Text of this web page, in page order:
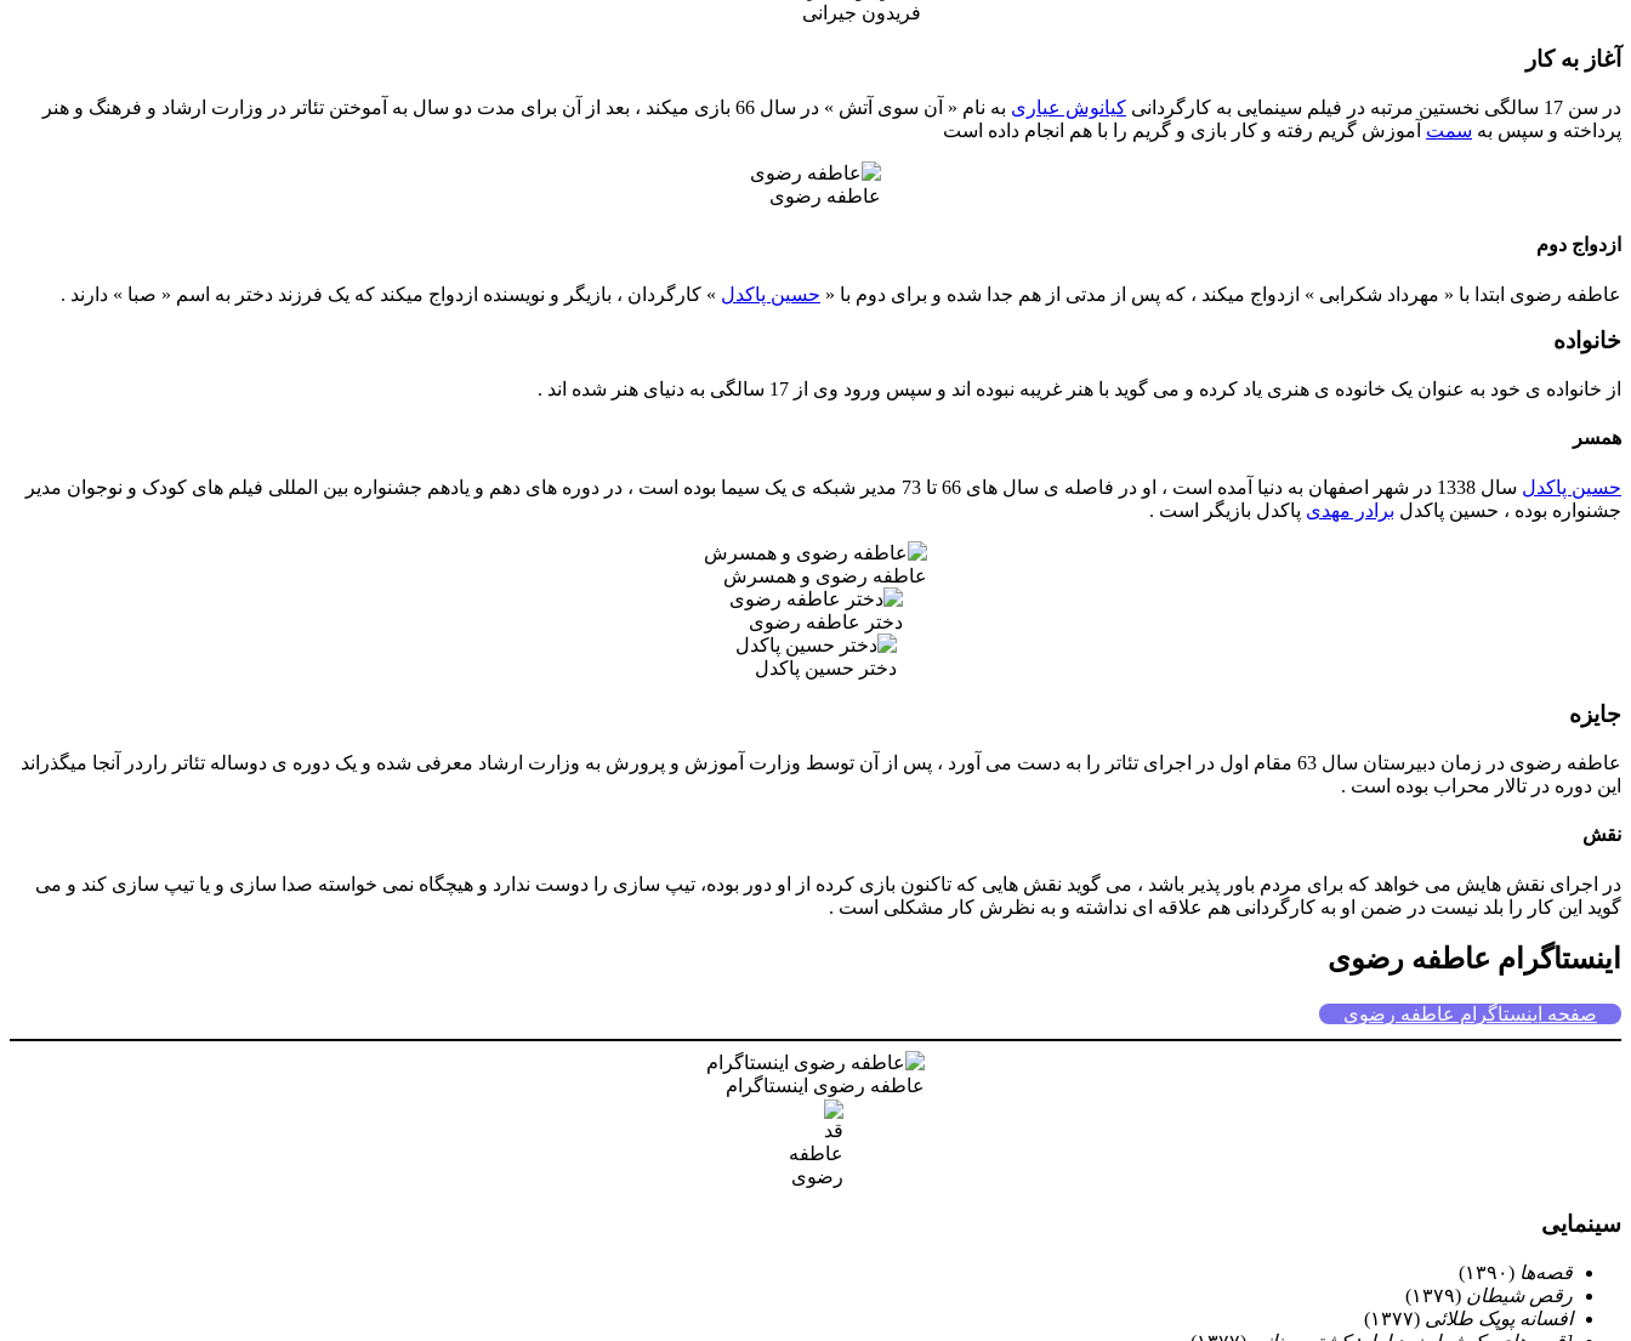
فریدون جیرانی
آغاز به کار
در سن 17 سالگی نخستین مرتبه در فیلم سینمایی به کارگردانی کیانوش عیاری
به نام « آن سوی آتش » در سال 66 بازی میکند ، بعد از آن برای مدت دو سال به آموختن تئاتر در وزارت ارشاد و فرهنگ و هنر
پرداخته و سپس به سمت آموزش گریم رفته و کار بازی و گریم را با هم انجام داده است
عاطفه رضوی
ازدواج دوم
عاطفه رضوی ابتدا با « مهرداد شکرابی » ازدواج میکند ، که پس از مدتی از هم جدا شده و برای دوم با « حسین پاکدل » کارگردان ، بازیگر و نویسنده ازدواج میکند که یک فرزند دختر به اسم « صبا » دارند .
خانواده
از خانواده ی خود به عنوان یک خانوده ی هنری یاد کرده و می گوید با هنر غریبه نبوده اند و سپس ورود وی از 17 سالگی به دنیای هنر شده اند .
همسر
حسین پاکدل
سال 1338 در شهر اصفهان به دنیا آمده است ، او در فاصله ی سال های 66 تا 73 مدیر شبکه ی یک سیما بوده است ، در دوره های دهم و یادهم جشنواره بین المللی فیلم های کودک و نوجوان مدیر
جشنواره بوده ، حسین پاکدل برادر مهدی پاکدل بازیگر است .
عاطفه رضوی و همسرش
دختر عاطفه رضوی
دختر حسین پاکدل
جایزه
عاطفه رضوی در زمان دبیرستان سال 63 مقام اول در اجرای تئاتر را به دست می آورد ، پس از آن توسط وزارت آموزش و پرورش به وزارت ارشاد معرفی شده و یک دوره ی دوساله تئاتر راردر آنجا میگذراند
این دوره در تالار محراب بوده است .
نقش
در اجرای نقش هایش می خواهد که برای مردم باور پذیر باشد ، می گوید نقش هایی که تاکنون بازی کرده از او دور بوده، تیپ سازی را دوست ندارد و هیچگاه نمی خواسته صدا سازی و یا تیپ سازی کند و می
گوید این کار را بلد نیست در ضمن او به کارگردانی هم علاقه ای نداشته و به نظرش کار مشکلی است .
اینستاگرام عاطفه رضوی
صفحه اینستاگرام عاطفه رضوی
عاطفه رضوی اینستاگرام
قد
عاطفه
رضوی
سینمایی
قصه‌ها (۱۳۹۰)
رقص شیطان (۱۳۷۹)
افسانه پوپک طلائی (۱۳۷۷)